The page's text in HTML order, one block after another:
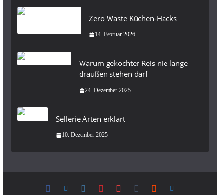
Zero Waste Küchen-Hacks
14. Februar 2026
Warum gekochter Reis nie lange
draußen stehen darf
24. Dezember 2025
Sellerie Arten erklärt
10. Dezember 2025